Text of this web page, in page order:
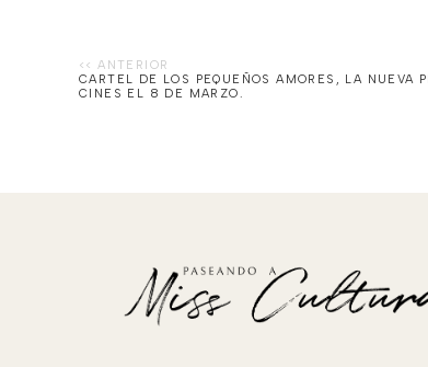
CARTEL DE LOS PEQUEÑOS AMORES, LA NUEVA
CINES EL 8 DE MARZO.